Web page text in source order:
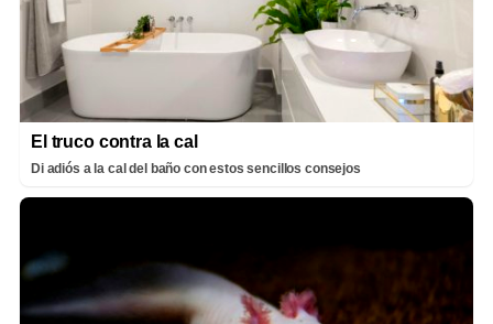
El truco contra la cal
Di adiós a la cal del baño con estos sencillos consejos